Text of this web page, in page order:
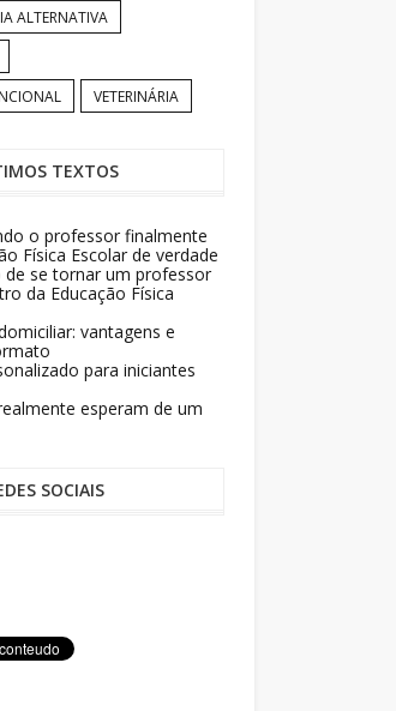
ALTERNATIVA
VETERINÁRIA
TEXTOS
o professor finalmente
Física Escolar de verdade
de se tornar um professor
da Educação Física
vantagens e
para iniciantes
esperam de um
SOCIAIS